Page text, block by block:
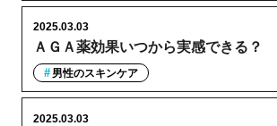
ＡＧＡ薬効果いつから実感できる？
2025.03.03
男性のスキンケア
2025.03.03